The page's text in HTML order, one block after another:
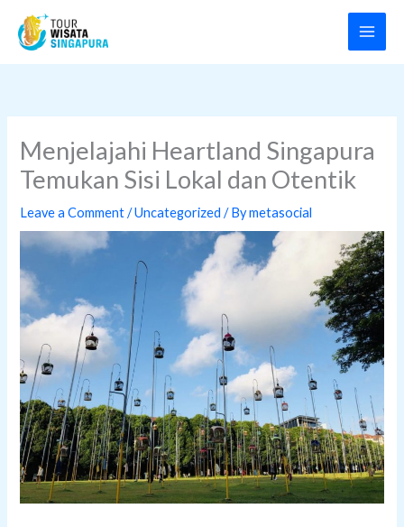
content
Menjelajahi Heartland Singapura
Temukan Sisi Lokal dan Otentik
Leave a Comment /Uncategorized / Bymetasocial